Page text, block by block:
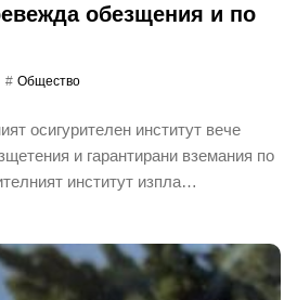
обезщения и по
Общество
осигурителен институт вече
и гарантирани вземания по
институт изпла…